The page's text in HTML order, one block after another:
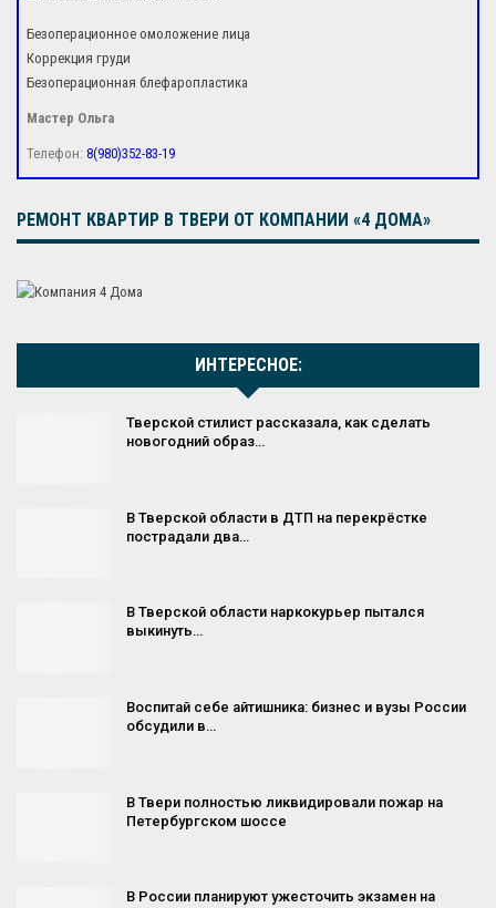
Безоперационное омоложение лица
Коррекция груди
Безоперационная блефаропластика
Мастер Ольга
Телефон: 8(980)352-83-19
РЕМОНТ КВАРТИР В ТВЕРИ ОТ КОМПАНИИ «4 ДОМА»
ИНТЕРЕСНОЕ:
Тверской стилист рассказала, как сделать
новогодний образ…
В Тверской области в ДТП на перекрёстке
пострадали два…
В Тверской области наркокурьер пытался
выкинуть…
Воспитай себе айтишника: бизнес и вузы России
обсудили в…
В Твери полностью ликвидировали пожар на
Петербургском шоссе
В России планируют ужесточить экзамен на